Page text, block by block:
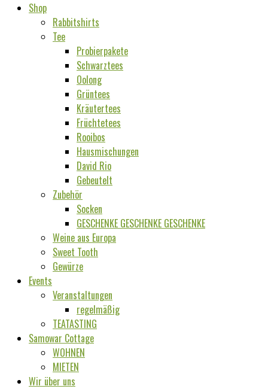
Shop
Rabbitshirts
Tee
Probierpakete
Schwarztees
Oolong
Grüntees
Kräutertees
Früchtetees
Rooibos
Hausmischungen
David Rio
Gebeutelt
Zubehör
Socken
GESCHENKE GESCHENKE GESCHENKE
Weine aus Europa
Sweet Tooth
Gewürze
Events
Veranstaltungen
regelmäßig
TEATASTING
Samowar Cottage
WOHNEN
MIETEN
Wir über uns